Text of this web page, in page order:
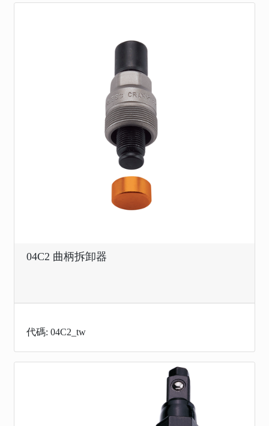
04C2 曲柄拆卸器
代碼: 04C2_tw